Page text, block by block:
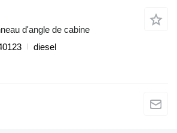
d'angle de cabine
diesel